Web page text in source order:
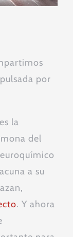
por
la
del
a su
. Y ahora